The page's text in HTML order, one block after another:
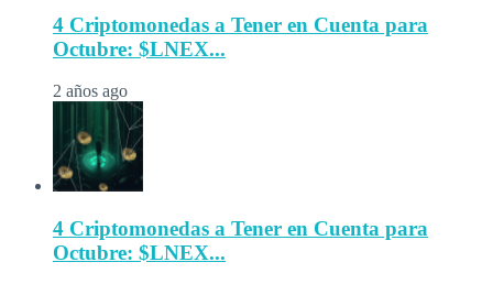
4 Criptomonedas a Tener en Cuenta para
Octubre: $LNEX...
2 años ago
4 Criptomonedas a Tener en Cuenta para
Octubre: $LNEX...